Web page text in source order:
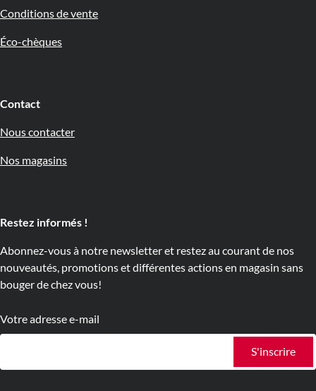
Conditions de vente
Éco-chèques
Contact
Nous contacter
Nos magasins
Restez informés !
Abonnez-vous à notre newsletter et restez au courant de nos
nouveautés, promotions et différentes actions en magasin sans
bouger de chez vous!
Votre adresse e-mail
S'inscrire